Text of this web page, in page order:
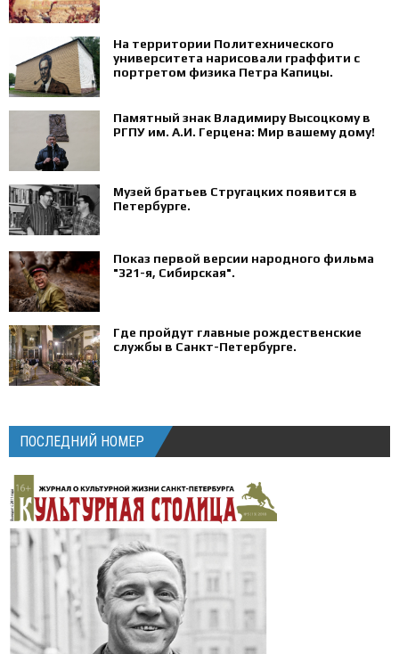
На территории Политехнического
университета нарисовали граффити с
портретом физика Петра Капицы.
Памятный знак Владимиру Высоцкому в
РГПУ им. А.И. Герцена: Мир вашему дому!
Музей братьев Стругацких появится в
Петербурге‍.
Показ первой версии народного фильма
"321-я, Сибирская".
Где пройдут главные рождественские
службы в Санкт-Петербурге.
ПОСЛЕДНИЙ НОМЕР